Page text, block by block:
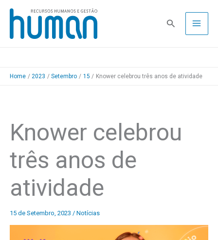
Skip
content
Pesquisa
Home 2023 Setembro 15 Knower celebrou três anos de atividade
Knower celebrou
três anos de
atividade
15 de Setembro, 2023 / Notícias